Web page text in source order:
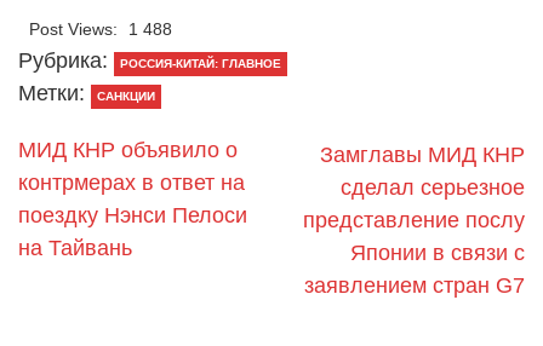
Post Views: 1 488
Рубрика: РОССИЯ-КИТАЙ: ГЛАВНОЕ
Метки: САНКЦИИ
МИД КНР объявило о
контрмерах в ответ на
поездку Нэнси Пелоси
на Тайвань
​Замглавы МИД КНР
сделал серьезное
представление послу
Японии в связи с
заявлением стран G7